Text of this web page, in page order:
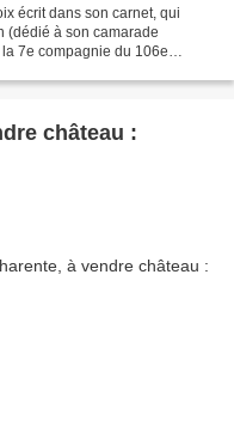
écrit dans son carnet, qui
(dédié à son camarade
7e compagnie du 106e
château :